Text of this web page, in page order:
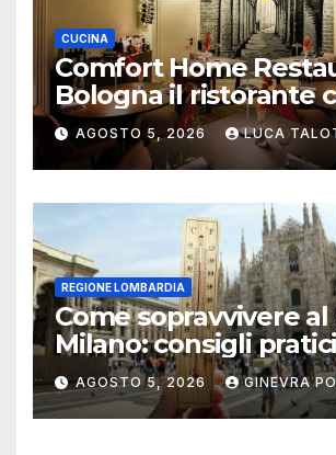
CUCINA
Comfort Home
Bologna il ristorante
trasforma l’ospitalità
un’esperienza di casa
AGOSTO 5, 2026 LUCA
REGIONE LOMBARDIA
Come sopravvivere al
Milano: consigli
AGOSTO 5, 2026 GINEVRA